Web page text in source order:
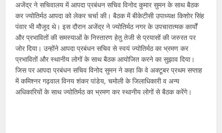
अजेंद्र ने सचिवालय में आपदा प्रबंधन सचिव विनोद कुमार सुमन के साथ बैठक
कर ज्योतिर्मठ आपदा को लेकर चर्चा की। बैठक में बीकेटीसी उपाध्यक्ष किशोर सिंह
पंवार भी मौजूद थे। इस दौरान अजेंद्र ने ज्योतिर्मठ नगर के उपचारात्मक कार्यों
और प्रभावितों की समस्याओं के निस्तारण हेतु तेजी से प्रयासों की जरुरत पर
जोर दिया। उन्होंने आपदा प्रबंधन सचिव से स्वयं ज्योतिर्मठ का भ्रमण कर
प्रभावितों और स्थानीय लोगों के साथ बैठक आयोजित करने का सुझाव दिया।
जिस पर आपदा प्रबंधन सचिव विनोद सुमन ने कहा कि वे अक्टूबर प्रथम सप्ताह
में कमिश्नर गढ़वाल विनय शंकर पांडेय, चमोली के जिलाधिकारी व अन्य
अधिकारियों के साथ ज्योतिर्मठ का भ्रमण कर स्थानीय लोगों से बैठक करेंगे।